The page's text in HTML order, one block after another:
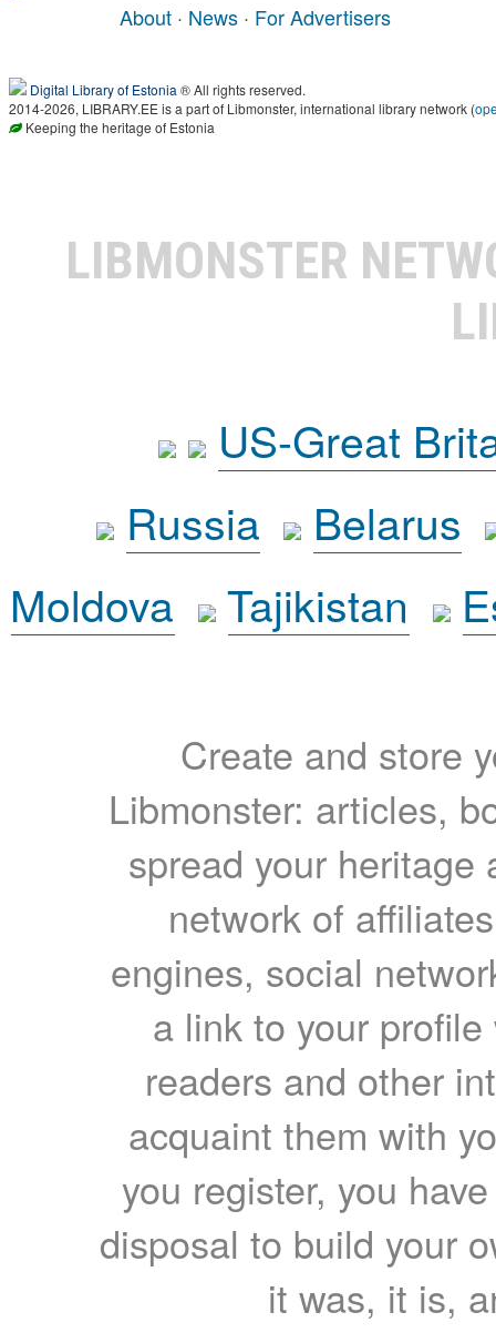
About · News · For Advertisers
Digital Library of Estonia ® All rights reserved.
2014-2026, LIBRARY.EE is a part of Libmonster, international library network (
Keeping the heritage of Estonia
LIBMONSTER
US-Great
Russia
Belarus
Moldova
Tajikistan
Create and store
Libmonster: articles,
spread your heritage
network of
engines, social
a link to your
readers and other
acquaint them with
you register, you
disposal to build your
it was, it is,